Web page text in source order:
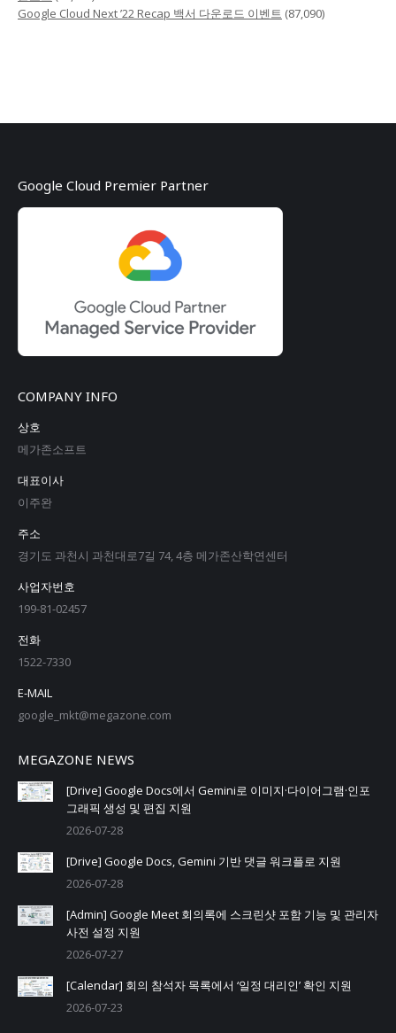
Google Cloud Next ’22 Recap 백서 다운로드 이벤트 (87,090)
Google Cloud Premier Partner
COMPANY INFO
상호
메가존소프트
대표이사
이주완
주소
경기도 과천시 과천대로7길 74, 4층 메가존산학연센터
사업자번호
199-81-02457
전화
1522-7330
E-MAIL
google_mkt@megazone.com
MEGAZONE NEWS
[Drive] Google Docs에서 Gemini로 이미지·다이어그램·인포
그래픽 생성 및 편집 지원
2026-07-28
[Drive] Google Docs, Gemini 기반 댓글 워크플로 지원
2026-07-28
[Admin] Google Meet 회의록에 스크린샷 포함 기능 및 관리자
사전 설정 지원
2026-07-27
[Calendar] 회의 참석자 목록에서 ‘일정 대리인’ 확인 지원
2026-07-23